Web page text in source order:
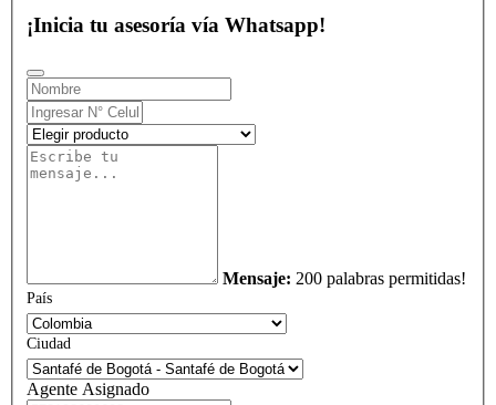
¡Inicia tu asesoría vía Whatsapp!
Mensaje: 200 palabras permitidas!
País
Ciudad
Agente Asignado